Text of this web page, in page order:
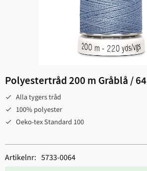
Polyestertråd 200 m Gråblå / 64
Alla tygers tråd
100% polyester
Oeko-tex Standard 100
Artikelnr 5733-0064